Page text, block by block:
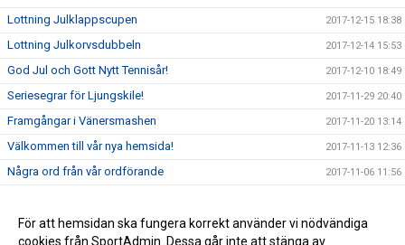
Lottning Julklappscupen 2017-12-15 18:38
Lottning Julkorvsdubbeln 2017-12-14 15:53
God Jul och Gott Nytt Tennisår! 2017-12-10 18:49
Seriesegrar för Ljungskile! 2017-11-29 20:40
Framgångar i Vänersmashen 2017-11-20 13:14
Välkommen till vår nya hemsida! 2017-11-13 12:36
Några ord från vår ordförande 2017-11-06 11:56
Dags att anmäla sig till Julklappscupen 2017-11-04 13:46
För att hemsidan ska fungera korrekt använder vi nödvändiga
cookies från SportAdmin. Dessa går inte att stänga av.